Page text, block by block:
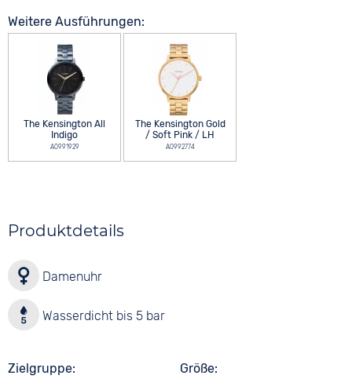
Weitere Ausführungen:
The Kensington All
Indigo
A0991929
The Kensington Gold
/ Soft Pink / LH
A0992774
Produktdetails
Damenuhr
Wasserdicht bis 5 bar
Zielgruppe
Größe